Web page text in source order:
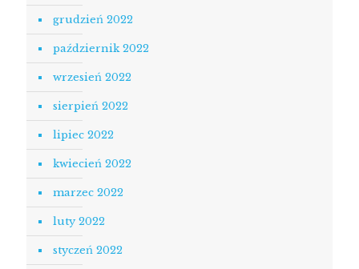
grudzień 2022
październik 2022
wrzesień 2022
sierpień 2022
lipiec 2022
kwiecień 2022
marzec 2022
luty 2022
styczeń 2022